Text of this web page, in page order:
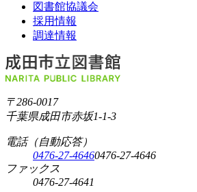
図書館協議会
採用情報
調達情報
〒286-0017
千葉県成田市赤坂1-1-3
電話（自動応答）
0476-27-46460476-27-4646
ファックス
0476-27-4641